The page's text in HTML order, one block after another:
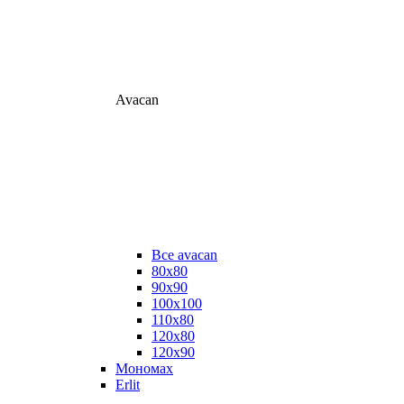
Avacan
Все avacan
80х80
90х90
100х100
110х80
120х80
120х90
Мономах
Erlit